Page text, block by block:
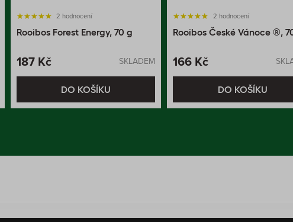
2 hodnocení
Rooibos Forest Energy, 70 g
187 Kč SKLADEM
DO KOŠÍKU
2 hodnocení
Rooibos České Vánoce ®,
166 Kč
DO KOŠÍKU